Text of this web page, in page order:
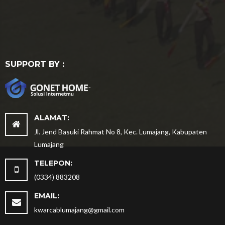
SUPPORT BY :
ALAMAT:
Jl. Jend Basuki Rahmat No 8, Kec. Lumajang, Kabupaten
Lumajang
TELEPON:
(0334) 883208
EMAIL:
kwarcablumajang@gmail.com